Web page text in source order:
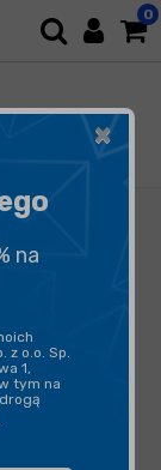
0
×
na
z o.o. Sp.
1,
tym na